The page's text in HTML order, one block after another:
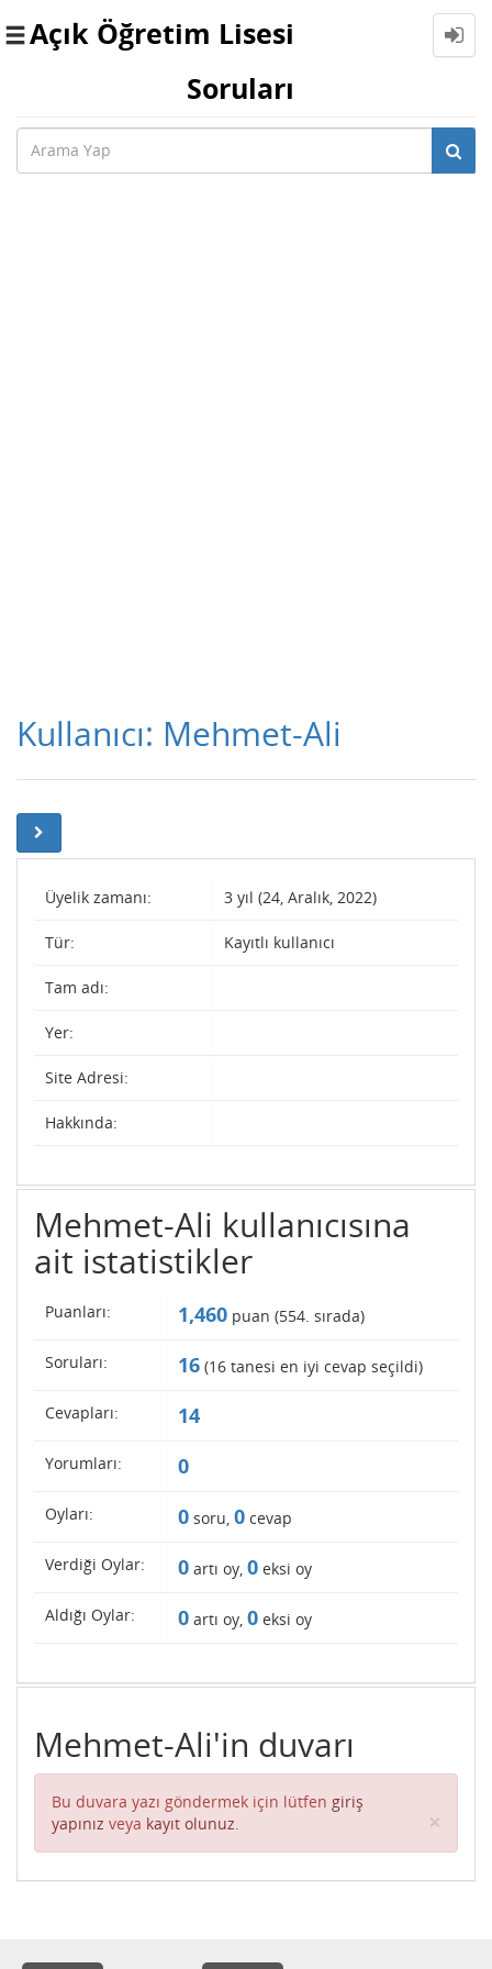
Toggle
Açık Öğretim Lisesi
Soruları
Kullanıcı: Mehmet-Ali
Üyelik zamanı: 3 yıl (24, Aralık, 2022)
Tür: Kayıtlı kullanıcı
Tam adı:
Yer:
Site Adresi:
Hakkında:
Mehmet-Ali kullanıcısına
ait istatistikler
Puanları: 1,460 puan (554. sırada)
Soruları: 16 (16 tanesi en iyi cevap seçildi)
Cevapları: 14
Yorumları: 0
Oyları: 0 soru, 0 cevap
Verdiği Oylar: 0 artı oy, 0 eksi oy
Aldığı Oylar: 0 artı oy, 0 eksi oy
Mehmet-Ali'in duvarı
Bu duvara yazı göndermek için lütfen giriş
yapınız veya kayıt olunuz. ×